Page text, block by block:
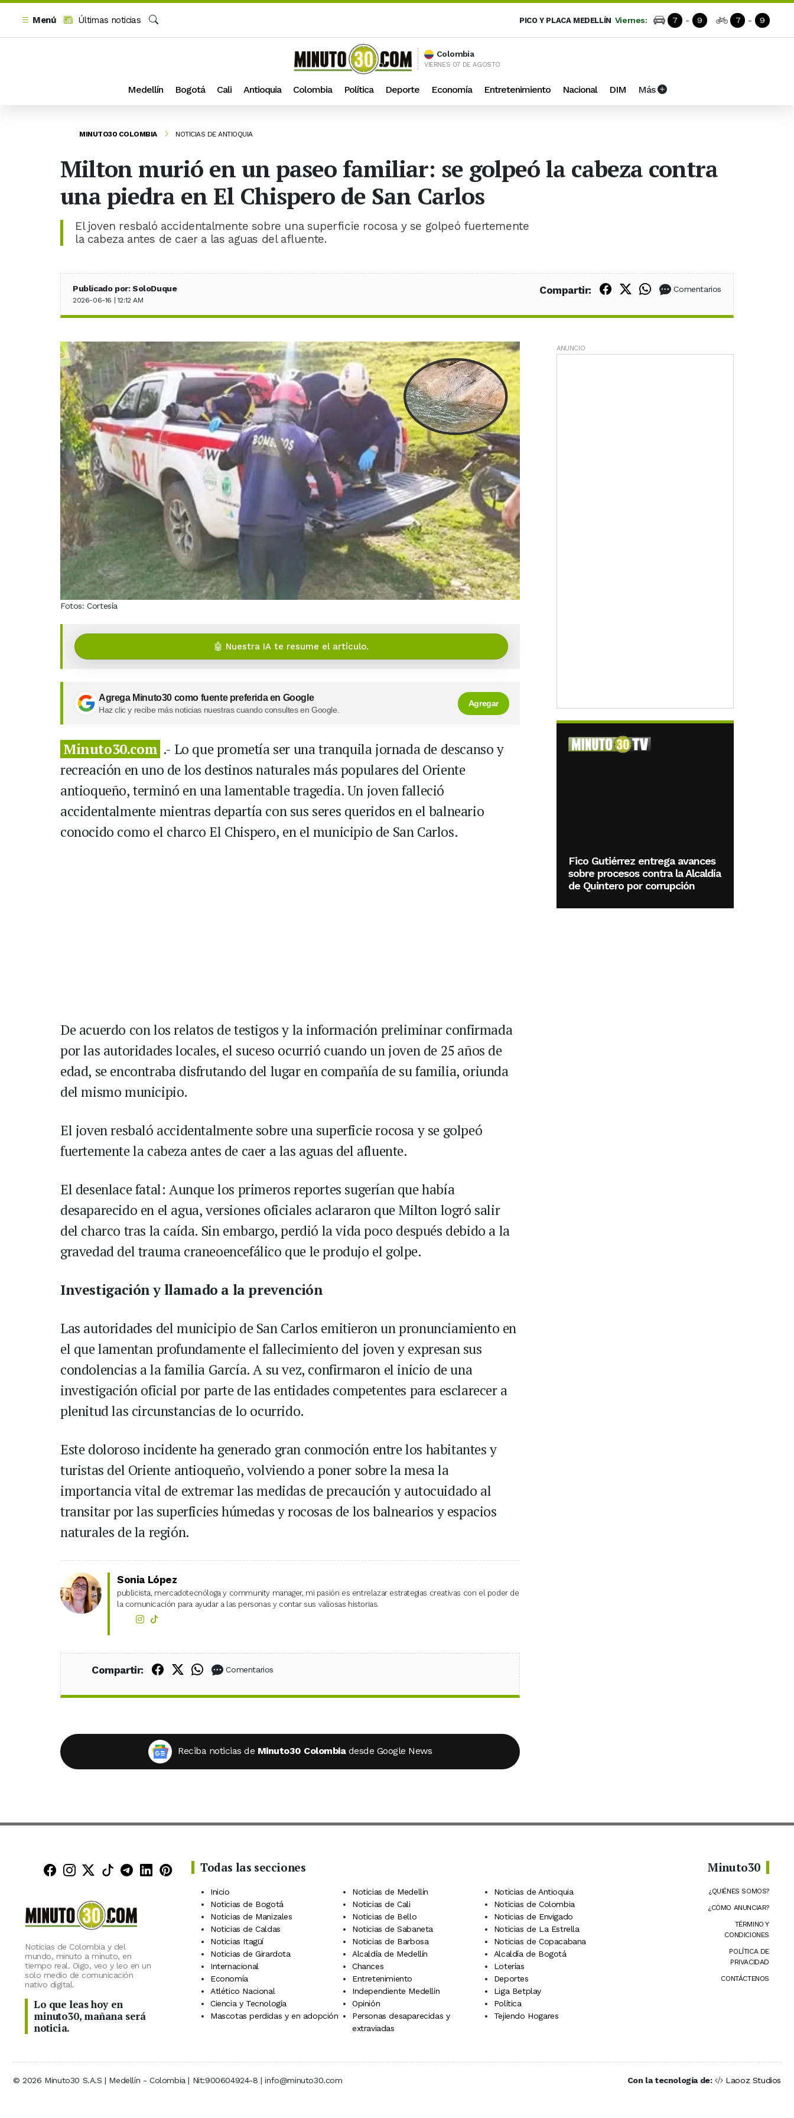
Menú
Últimas noticias
PICO Y PLACA MEDELLÍN Viernes: 7 - 9 7 - 9
Colombia
VIERNES 07 DE AGOSTO
Medellín Bogotá Cali Antioquia Colombia Política Deporte Economía Entretenimiento Nacional DIM Más
MINUTO30 COLOMBIA NOTICIAS DE ANTIOQUIA
Milton murió en un paseo familiar: se golpeó la cabeza contra
una piedra en El Chispero de San Carlos
El joven resbaló accidentalmente sobre una superficie rocosa y se golpeó fuertemente
la cabeza antes de caer a las aguas del afluente.
Publicado por: SoloDuque
2026-06-16 | 12:12 AM
Compartir: Compartir en Facebook
Compartir en X (Twitter)
Compartir en WhatsApp
Comentarios
Fotos: Cortesía
🤖 Nuestra IA te resume el artículo.
Agrega Minuto30 como fuente preferida en Google
Haz clic y recibe más noticias nuestras cuando consultes en Google.
Agregar
Minuto30.com .- Lo que prometía ser una tranquila jornada de descanso y
recreación en uno de los destinos naturales más populares del Oriente
antioqueño, terminó en una lamentable tragedia. Un joven falleció
accidentalmente mientras departía con sus seres queridos en el balneario
conocido como el charco El Chispero, en el municipio de San Carlos.
De acuerdo con los relatos de testigos y la información preliminar confirmada
por las autoridades locales, el suceso ocurrió cuando un joven de 25 años de
edad, se encontraba disfrutando del lugar en compañía de su familia, oriunda
del mismo municipio.
El joven resbaló accidentalmente sobre una superficie rocosa y se golpeó
fuertemente la cabeza antes de caer a las aguas del afluente.
El desenlace fatal: Aunque los primeros reportes sugerían que había
desaparecido en el agua, versiones oficiales aclararon que Milton logró salir
del charco tras la caída. Sin embargo, perdió la vida poco después debido a la
gravedad del trauma craneoencefálico que le produjo el golpe.
Investigación y llamado a la prevención
Las autoridades del municipio de San Carlos emitieron un pronunciamiento en
el que lamentan profundamente el fallecimiento del joven y expresan sus
condolencias a la familia García. A su vez, confirmaron el inicio de una
investigación oficial por parte de las entidades competentes para esclarecer a
plenitud las circunstancias de lo ocurrido.
Este doloroso incidente ha generado gran conmoción entre los habitantes y
turistas del Oriente antioqueño, volviendo a poner sobre la mesa la
importancia vital de extremar las medidas de precaución y autocuidado al
transitar por las superficies húmedas y rocosas de los balnearios y espacios
naturales de la región.
Sonia López
publicista, mercadotecnóloga y community manager, mi pasión es entrelazar estrategias creativas con el poder de
la comunicación para ayudar a las personas y contar sus valiosas historias.
Compartir: Compartir en Facebook
Compartir en X (Twitter)
Compartir en WhatsApp
Comentarios
Reciba noticias de Minuto30 Colombia desde Google News
ANUNCIO
Fico Gutiérrez entrega avances
sobre procesos contra la Alcaldía
de Quintero por corrupción
Minuto30 en Facebook
Minuto30 en Instagram
Minuto30 en X (Twitter)
Minuto30 en TikTok
Canal de Minuto30 en Telegram
Minuto30 en LinkedIn
Minuto30 en Pinterest
Noticias de Colombia y del
mundo, minuto a minuto, en
tiempo real. Oigo, veo y leo en un
solo medio de comunicación
nativo digital.
Lo que leas hoy en
minuto30, mañana será
noticia.
Todas las secciones
Inicio Noticias de Medellín
Noticias de Antioquia
Noticias de Bogotá
Noticias de Cali
Noticias de Colombia
Noticias de Manizales
Noticias de Bello
Noticias de Envigado
Noticias de Caldas
Noticias de Sabaneta
Noticias de La Estrella
Noticias Itagüí
Noticias de Barbosa
Noticias de Copacabana
Noticias de Girardota
Alcaldía de Medellín
Alcaldía de Bogotá
Internacional
Chances
Loterías
Economía
Entretenimiento
Deportes
Atlético Nacional
Independiente Medellín
Liga Betplay
Ciencia y Tecnología
Opinión
Política
Mascotas perdidas y en adopción
Personas desaparecidas y
extraviadas
Tejiendo Hogares
Minuto30
¿QUIÉNES SOMOS?
¿CÓMO ANUNCIAR?
TÉRMINO Y
CONDICIONES
POLÍTICA DE
PRIVACIDAD
CONTÁCTENOS
© 2026 Minuto30 S.A.S | Medellín - Colombia | Nit:900604924-8 | info@minuto30.com Con la tecnología de: Laooz Studios